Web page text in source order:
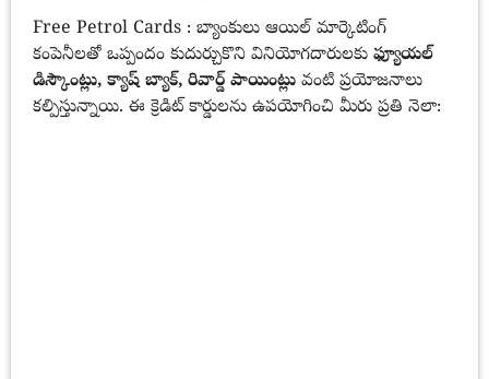
Free Petrol Cards : బ్యాంకులు ఆయిల్ మార్కెటింగ్
కంపెనీలతో ఒప్పందం కుదుర్చుకొని వినియోగదారులకు ఫ్యూయల్
డిస్కౌంట్లు, క్యాష్ బ్యాక్, రివార్డ్ పాయింట్లు వంటి ప్రయోజనాలు
కల్పిస్తున్నాయి. ఈ క్రెడిట్ కార్డులను ఉపయోగించి మీరు ప్రతి నెలా: